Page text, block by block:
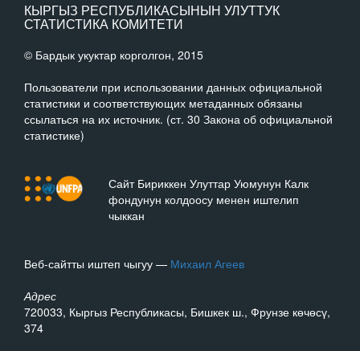
КЫРГЫЗ РЕСПУБЛИКАСЫНЫН УЛУТТУК
СТАТИСТИКА КОМИТЕТИ
© Бардык укуктар корголгон, 2015
Пользователи при использовании данных официальной
статистики и соответствующих метаданных обязаны
ссылаться на их источник. (ст. 30 Закона об официальной
статистике)
Сайт Бириккен Улуттар Уюмунун Калк
фондунун колдоосу менен иштелип
чыккан
Веб-сайтты иштеп чыгуу — Михаил Агеев
Адрес
720033, Кыргыз Республикасы, Бишкек ш., Фрунзе көчөсү,
374